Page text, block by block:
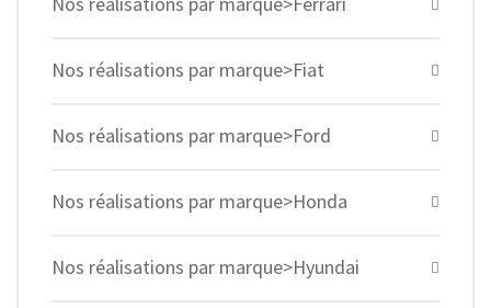
Nos réalisations par marque>Fiat
Nos réalisations par marque>Ford
Nos réalisations par marque>Honda
Nos réalisations par marque>Hyundai